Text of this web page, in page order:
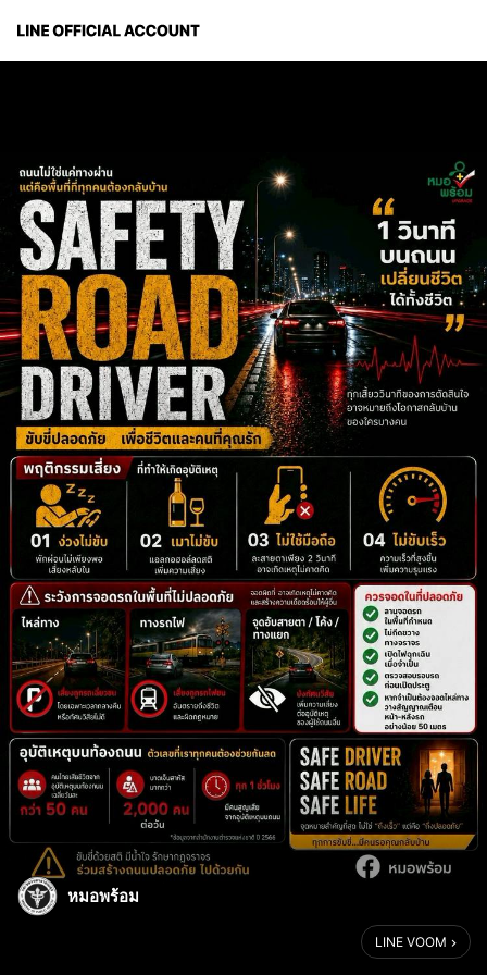
หมอพร้อม
LINE VOOM